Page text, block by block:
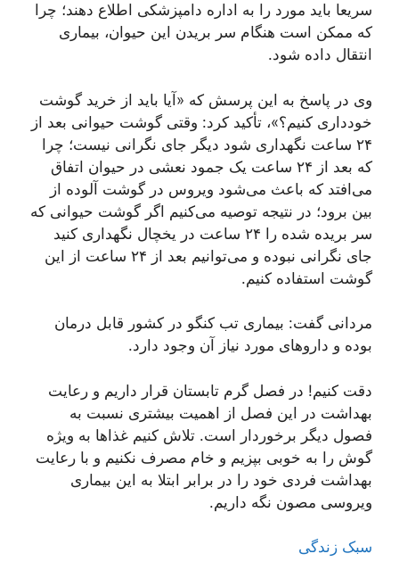
سریعا باید مورد را به اداره دامپزشکی اطلاع دهند؛ چرا
که ممکن است هنگام سر بریدن این حیوان، بیماری
انتقال داده شود.
وی در پاسخ به این پرسش که «آیا باید از خرید گوشت
خودداری کنیم؟»، تأکید کرد: وقتی گوشت حیوانی بعد از
۲۴ ساعت نگهداری شود دیگر جای نگرانی نیست؛ چرا
که بعد از ۲۴ ساعت یک جمود نعشی در حیوان اتفاق
می‌افتد که باعث می‌شود ویروس در گوشت آلوده از
بین برود؛ در نتیجه توصیه می‌کنیم اگر گوشت حیوانی که
سر بریده شده را ۲۴ ساعت در یخچال نگهداری کنید
جای نگرانی نبوده و می‌توانیم بعد از ۲۴ ساعت از این
گوشت استفاده کنیم.
مردانی گفت: بیماری تب کنگو در کشور قابل درمان
بوده و دارو‌های مورد نیاز آن وجود دارد.
دقت کنیم! در فصل گرم تابستان قرار داریم و رعایت
بهداشت در این فصل از اهمیت بیشتری نسبت به
فصول دیگر برخوردار است. تلاش کنیم غذا‌ها به ویژه
گوش را به خوبی ب‍پزیم و خام مصرف نکنیم و با رعایت
بهداشت فردی خود را در برابر ابتلا به این بیماری
ویروسی مصون نگه داریم.
سبک زندگی